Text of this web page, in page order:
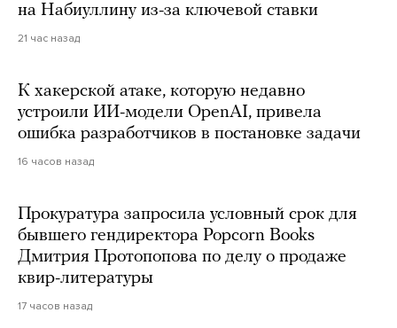
на Набиуллину из-за ключевой ставки
21 час назад
К хакерской атаке, которую недавно
устроили ИИ-модели OpenAI, привела
ошибка разработчиков в постановке задачи
16 часов назад
Прокуратура запросила условный срок для
бывшего гендиректора Popcorn Books
Дмитрия Протопопова по делу о продаже
квир-литературы
17 часов назад